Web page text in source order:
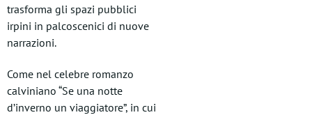
trasforma gli spazi pubblici
irpini in palcoscenici di nuove
narrazioni.
Come nel celebre romanzo
calviniano “Se una notte
d’inverno un viaggiatore”, in cui